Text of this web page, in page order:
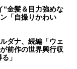
”金髪＆目力強めな
「自撮りかわい
ダナ、続編「ウェ
前作の世界興行収
」